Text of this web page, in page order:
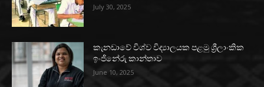
July 30, 2025
කැනඩාවේ විශ්ව විද්‍යාලයක පළමු ශ්‍රීලාංකික
ඉංජිනේරු කාන්තාව
June 10, 2025